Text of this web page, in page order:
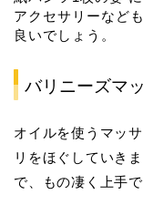
アクセサリーなど
良いでしょう。
バリニーズマ
オイルを使うマッ
リをほぐしていき
で、もの凄く上手で